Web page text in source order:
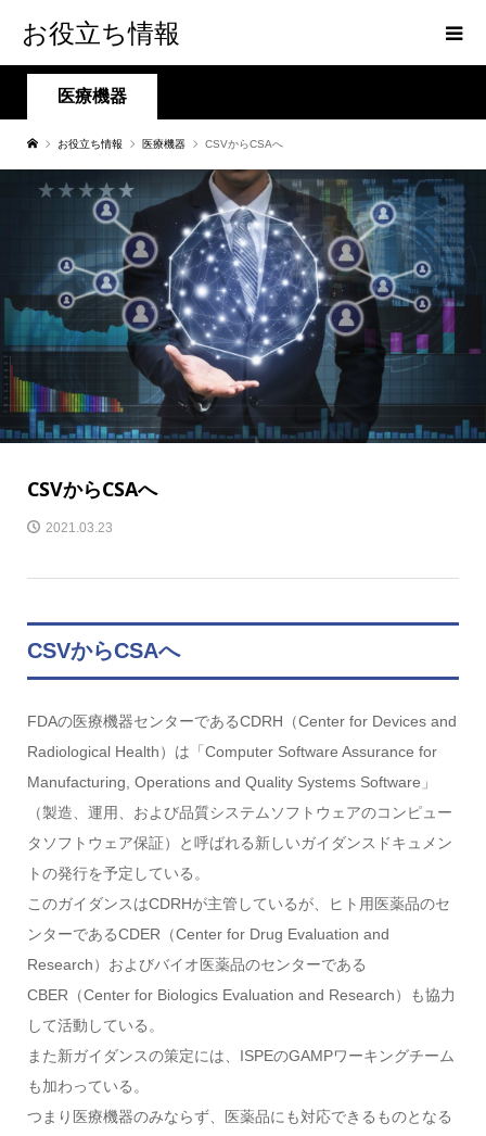
お役立ち情報
医療機器
お役立ち情報 医療機器 CSVからCSAへ
CSVからCSAへ
2021.03.23
CSVからCSAへ
FDAの医療機器センターであるCDRH（Center for Devices and
Radiological Health）は「Computer Software Assurance for
Manufacturing, Operations and Quality Systems Software」
（製造、運用、および品質システムソフトウェアのコンピュー
タソフトウェア保証）と呼ばれる新しいガイダンスドキュメン
トの発行を予定している。
このガイダンスはCDRHが主管しているが、ヒト用医薬品のセ
ンターであるCDER（Center for Drug Evaluation and
Research）およびバイオ医薬品のセンターである
CBER（Center for Biologics Evaluation and Research）も協力
して活動している。
また新ガイダンスの策定には、ISPEのGAMPワーキングチーム
も加わっている。
つまり医療機器のみならず、医薬品にも対応できるものとなる